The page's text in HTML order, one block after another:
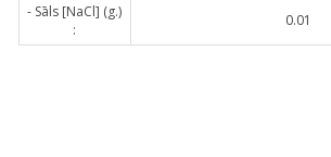
- Sāls [NaCl] (g.)
:
0.01